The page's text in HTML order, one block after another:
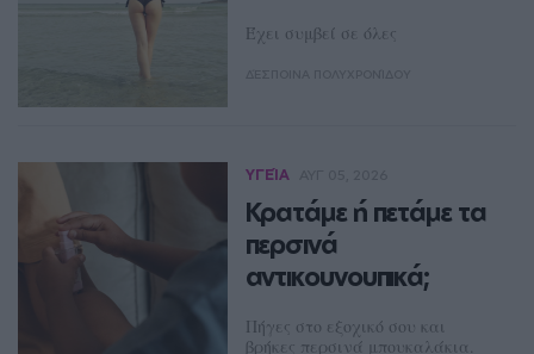
Έχει συμβεί σε όλες
ΥΓΕΊΑ
Κρατάμε ή πετάμε τα
περσινά
αντικουνουπικά;
Πήγες στο εξοχικό σου και
βρήκες περσινά μπουκαλάκια.